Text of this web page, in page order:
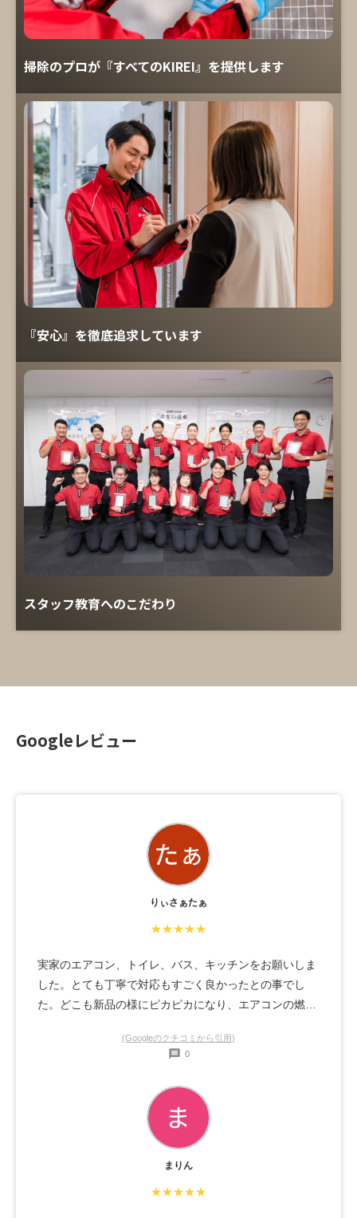
掃除のプロが『すべてのKIREI』を提供します
『安心』を徹底追求しています
スタッフ教育へのこだわり
Googleレビュー
りぃさぁたぁ
★★★★★
実家のエアコン、トイレ、バス、キッチンをお願いしま
した。とても丁寧で対応もすごく良かったとの事でし
た。どこも新品の様にピカピカになり、エアコンの燃費
(Googleのクチコミから引用)
0
まりん
★★★★★